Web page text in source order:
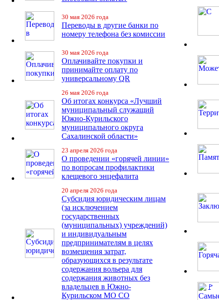
30 мая 2026 года
Переводы в другие банки по
номеру телефона без комиссии
30 мая 2026 года
Оплачивайте покупки и
принимайте оплату по
универсальному QR
26 мая 2026 года
Об итогах конкурса «Лучший
муниципальный служащий
Южно-Курильского
муниципального округа
Сахалинской области»
23 апреля 2026 года
О проведении «горячей линии»
по вопросам профилактики
клещевого энцефалита
20 апреля 2026 года
Субсидия юридическим лицам
(за исключением
государственных
(муниципальных) учреждений)
и индивидуальным
предпринимателям в целях
возмещения затрат,
образующихся в результате
содержания вольера для
содержания животных без
владельцев в Южно-
Курильском МО СО